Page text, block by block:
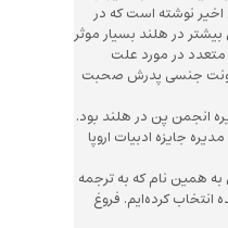
نوشته است که در
در هلند بسیار موثر
در مورد علت
جنسی پدرش صحبت
انجمن پن در هلند بود.
مدیره جایزه ادبیات اروپا
به همین نام که به ترجمه
کرده‌ایم. فروغ